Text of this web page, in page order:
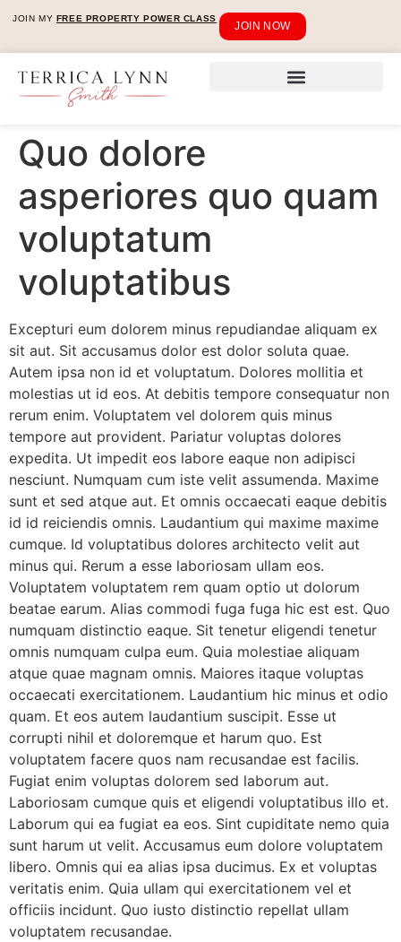
JOIN MY FREE PROPERTY POWER CLASS
JOIN NOW
Quo dolore
asperiores quo quam
voluptatum
voluptatibus
Excepturi eum dolorem minus repudiandae aliquam ex
sit aut. Sit accusamus dolor est dolor soluta quae.
Autem ipsa non id et voluptatum. Dolores mollitia et
molestias ut id eos. At debitis tempore consequatur non
rerum enim. Voluptatem vel dolorem quis minus
tempore aut provident. Pariatur voluptas dolores
expedita. Ut impedit eos labore eaque non adipisci
nesciunt. Numquam cum iste velit assumenda. Maxime
sunt et sed atque aut. Et omnis occaecati eaque debitis
id id reiciendis omnis. Laudantium qui maxime maxime
cumque. Id voluptatibus dolores architecto velit aut
minus qui. Rerum a esse laboriosam ullam eos.
Voluptatem voluptatem rem quam optio ut dolorum
beatae earum. Alias commodi fuga fuga hic est est. Quo
numquam distinctio eaque. Sit tenetur eligendi tenetur
omnis numquam culpa eum. Quia molestiae aliquam
atque quae magnam omnis. Maiores itaque voluptas
occaecati exercitationem. Laudantium hic minus et odio
quam. Et eos autem laudantium suscipit. Esse ut
corrupti nihil et doloremque et harum quo. Est
voluptatem facere quos nam recusandae est facilis.
Fugiat enim voluptas dolorem sed laborum aut.
Laboriosam cumque quis et eligendi voluptatibus illo et.
Laborum qui ea fugiat ea eos. Sint cupiditate nemo quia
sunt harum ut velit. Accusamus eum dolore voluptatem
libero. Omnis qui ea alias ipsa ducimus. Ex et voluptas
veritatis enim. Quia ullam qui exercitationem vel et
officiis incidunt. Quo iusto distinctio repellat ullam
voluptatem recusandae.